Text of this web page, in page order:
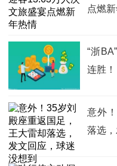
点燃
“浙
连胜！
意外
落选